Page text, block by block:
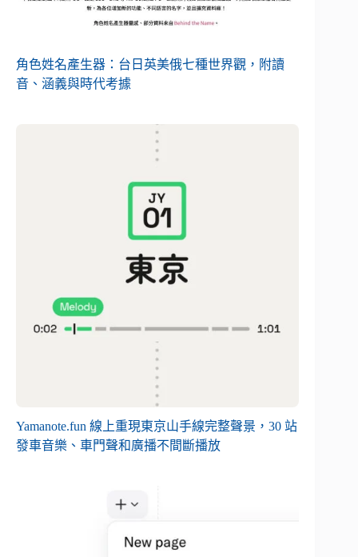
角色姓名產生器：台日英美俄七種世界觀，附讀
音、涵義與時代考據
Yamanote.fun 線上重現東京山手線完整聲景，30 站
發車音樂、車門聲和廣播不間斷播放